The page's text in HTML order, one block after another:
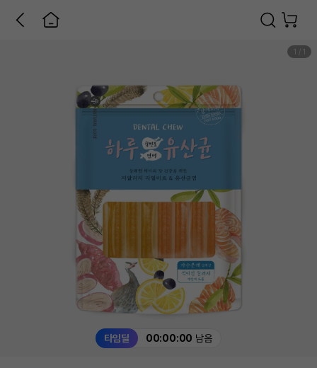
타임딜 00:00:00 남음
1 1